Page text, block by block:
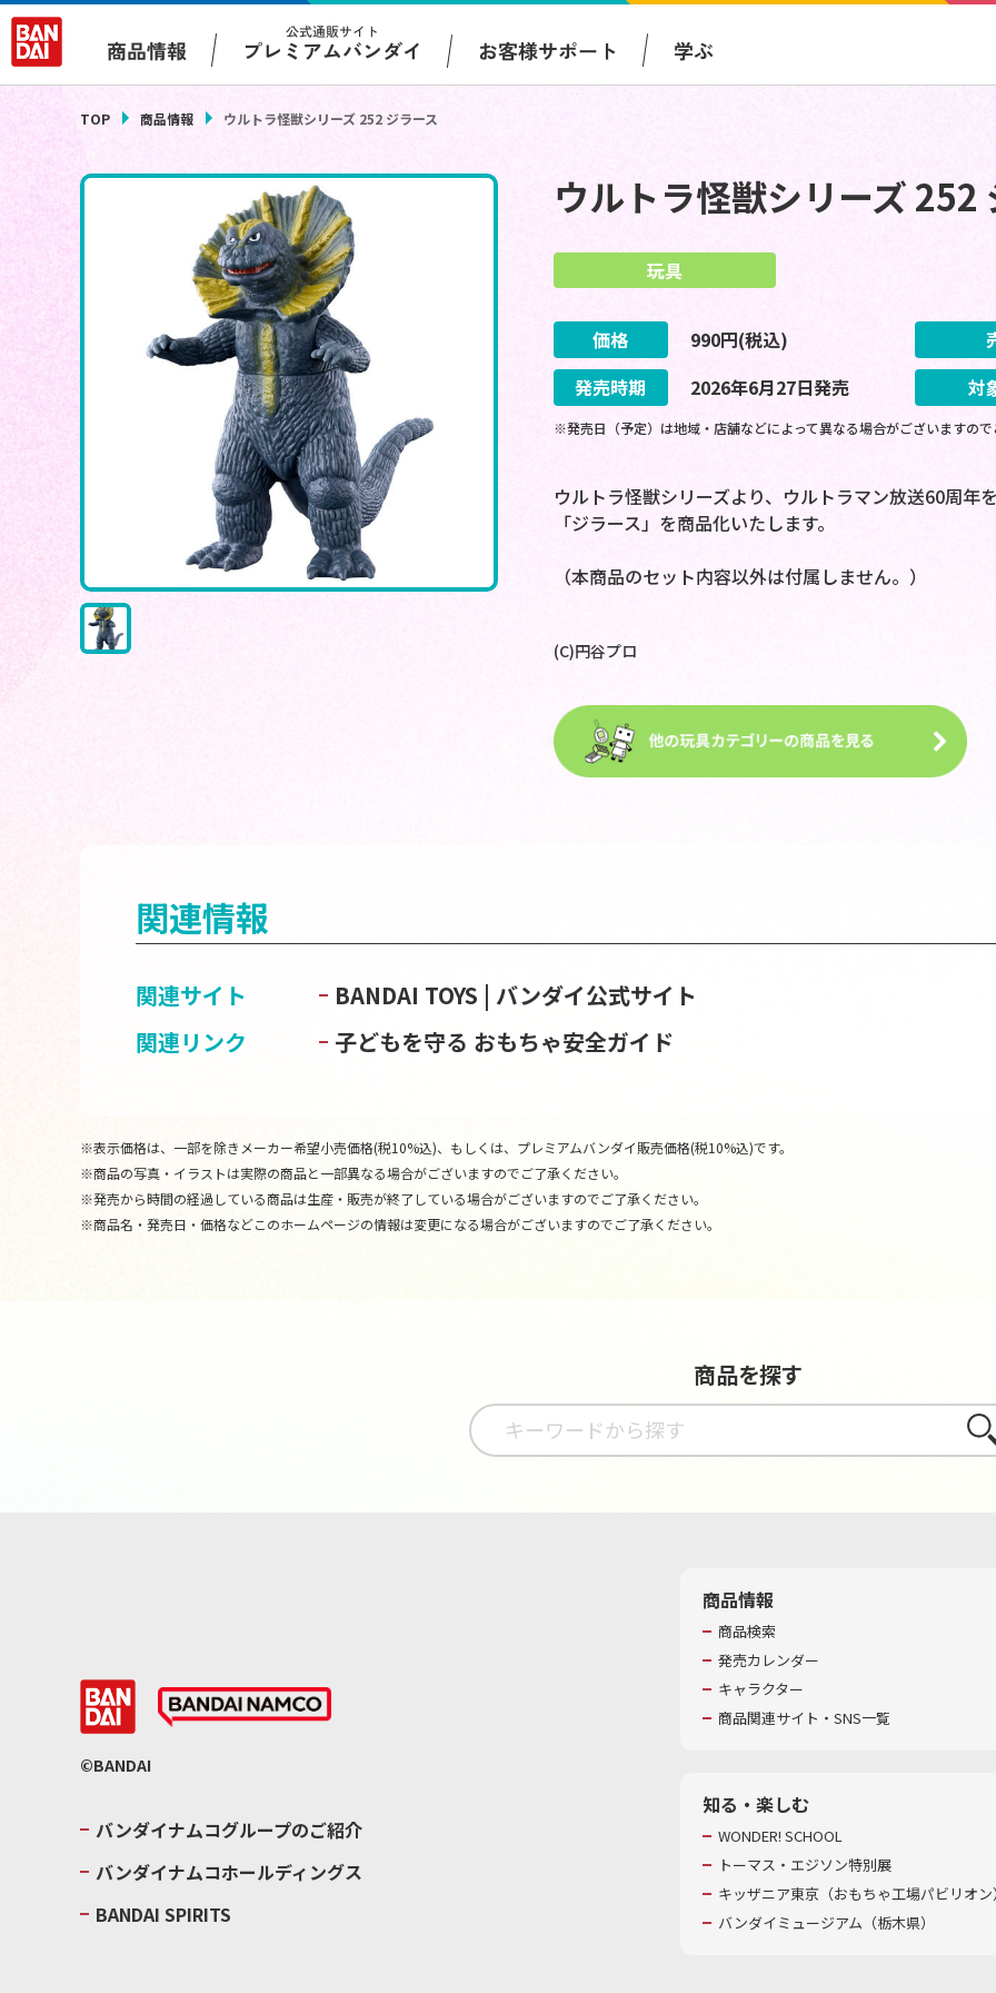
商品情報
公式通販サイト
プレミアムバンダイ お客様サポート 学ぶ
TOP 商品情報 ウルトラ怪獣シリーズ 252 ジラース
ウルトラ怪獣シリーズ 252
玩具
価格 990円(税込)
発売時期
2026年6月27日発売 対
※発売日（予定）は地域・店舗などによって異なる場合がございますの
ウルトラ怪獣シリーズより、ウルトラマン放送60周年
「ジラース」を商品化いたします。
（本商品のセット内容以外は付属しません。）
(C)円谷プロ
関連情報
関連サイト
BANDAI TOYS | バンダイ公式サイト
関連リンク
子どもを守る おもちゃ安全ガイド
※表示価格は、一部を除きメーカー希望小売価格(税10%込)、もしくは、プレミアムバンダイ販売価格(税10%込)です。
※商品の写真・イラストは実際の商品と一部異なる場合がございますのでご了承ください。
※発売から時間の経過している商品は生産・販売が終了している場合がございますのでご了承ください。
※商品名・発売日・価格などこのホームページの情報は変更になる場合がございますのでご了承ください。
商品を探す
さが
©BANDAI
バンダイナムコグループのご紹介
バンダイナムコホールディングス
BANDAI SPIRITS
商品情報
商品検索
発売カレンダー
キャラクター
商品関連サイト・SNS一覧
知る・楽しむ
WONDER! SCHOOL
トーマス・エジソン特別展
キッザニア東京（おもちゃ工場パビリオ
バンダイミュージアム（栃木県）